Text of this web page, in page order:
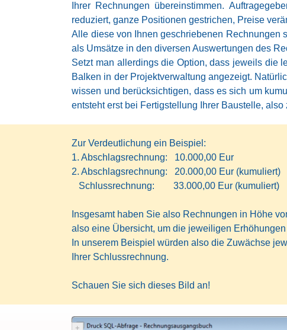
Ihrer Rechnungen übereinstimmen.
reduziert, ganze Positionen gestrichen, Preise
Alle diese von Ihnen geschriebenen Rechnungen
als Umsätze in den diversen Auswertungen des
Setzt man allerdings die Option, dass jeweils die
Balken in der Projektverwaltung angezeigt.
wissen und berücksichtigen, dass es sich um
entsteht erst bei Fertigstellung Ihrer Baustelle,
Zur Verdeutlichung ein Beispiel:
1. Abschlagsrechnung: 10.000,00 Eur
2. Abschlagsrechnung: 20.000,00 Eur (kumuliert)
Schlussrechnung: 33.000,00 Eur (kumuliert)
Insgesamt haben Sie also Rechnungen in Höhe
also eine Übersicht, um die jeweiligen
In unserem Beispiel würden also die Zuwächse
Ihrer Schlussrechnung.
Schauen Sie sich dieses Bild an!
+